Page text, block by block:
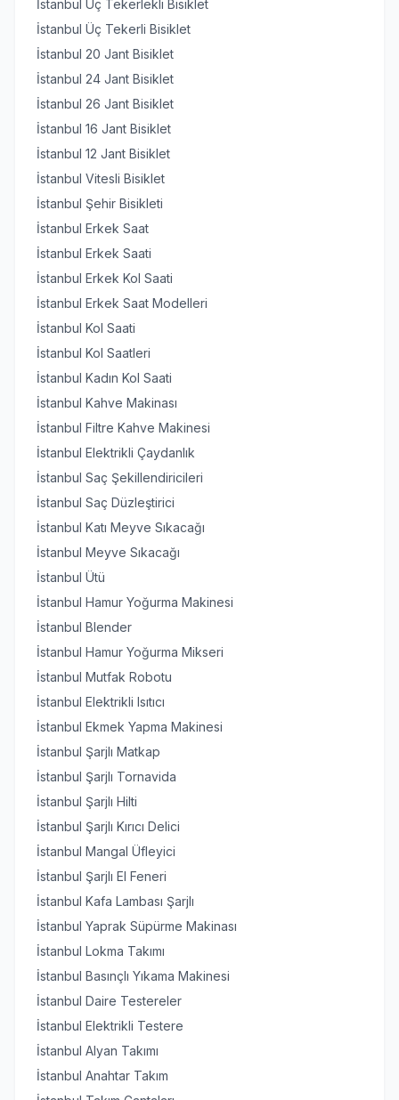
İstanbul Üç Tekerlekli Bisiklet
İstanbul Üç Tekerli Bisiklet
İstanbul 20 Jant Bisiklet
İstanbul 24 Jant Bisiklet
İstanbul 26 Jant Bisiklet
İstanbul 16 Jant Bisiklet
İstanbul 12 Jant Bisiklet
İstanbul Vitesli Bisiklet
İstanbul Şehir Bisikleti
İstanbul Erkek Saat
İstanbul Erkek Saati
İstanbul Erkek Kol Saati
İstanbul Erkek Saat Modelleri
İstanbul Kol Saati
İstanbul Kol Saatleri
İstanbul Kadın Kol Saati
İstanbul Kahve Makinası
İstanbul Filtre Kahve Makinesi
İstanbul Elektrikli Çaydanlık
İstanbul Saç Şekillendiricileri
İstanbul Saç Düzleştirici
İstanbul Katı Meyve Sıkacağı
İstanbul Meyve Sıkacağı
İstanbul Ütü
İstanbul Hamur Yoğurma Makinesi
İstanbul Blender
İstanbul Hamur Yoğurma Mikseri
İstanbul Mutfak Robotu
İstanbul Elektrikli Isıtıcı
İstanbul Ekmek Yapma Makinesi
İstanbul Şarjlı Matkap
İstanbul Şarjlı Tornavida
İstanbul Şarjlı Hilti
İstanbul Şarjlı Kırıcı Delici
İstanbul Mangal Üfleyici
İstanbul Şarjlı El Feneri
İstanbul Kafa Lambası Şarjlı
İstanbul Yaprak Süpürme Makinası
İstanbul Lokma Takımı
İstanbul Basınçlı Yıkama Makinesi
İstanbul Daire Testereler
İstanbul Elektrikli Testere
İstanbul Alyan Takımı
İstanbul Anahtar Takım